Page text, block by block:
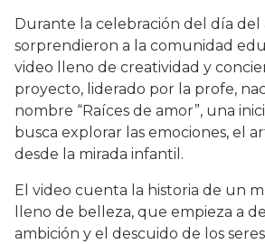
Durante la celebración del día del
sorprendieron a la comunidad
video lleno de creatividad y
proyecto, liderado por la profe,
nombre “Raíces de amor”, una
busca explorar las emociones, el
desde la mirada infantil.
El video cuenta la historia de un
lleno de belleza, que empieza a
ambición y el descuido de los